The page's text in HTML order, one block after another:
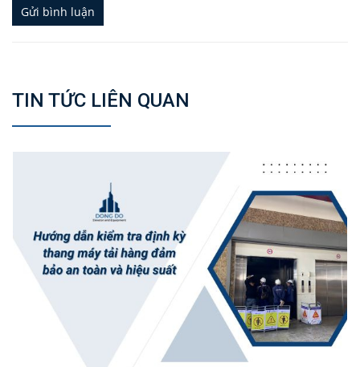
Gửi bình luận
TIN TỨC LIÊN QUAN